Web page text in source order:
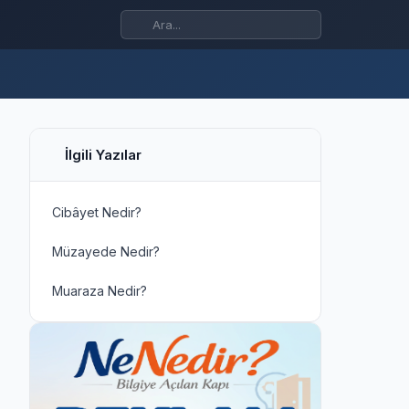
İlgili Yazılar
Cibâyet Nedir?
Müzayede Nedir?
Muaraza Nedir?